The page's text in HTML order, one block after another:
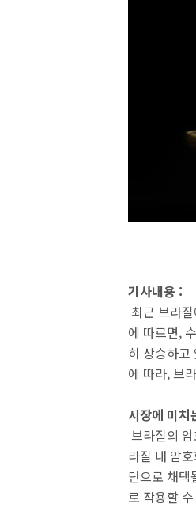
기사내용 :
최근 브라
에 따르면,
히 상승하고
에 따라, 브
시장에 미치
브라질의
라질 내 암
단으로 채택
로 작용할